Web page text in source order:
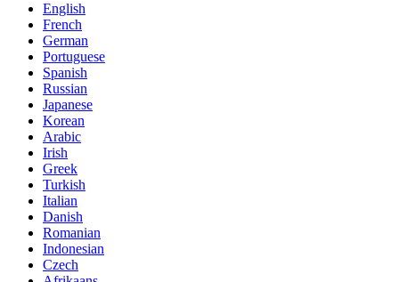
English
French
German
Portuguese
Spanish
Russian
Japanese
Korean
Arabic
Irish
Greek
Turkish
Italian
Danish
Romanian
Indonesian
Czech